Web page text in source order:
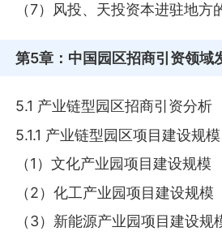
（7）风投、天投资本进驻地方
第5章 ：中国园区招商引资领域
5.1 产业链型园区招商引资分析
5.1.1 产业链型园区项目建设规模
（1）文化产业园项目建设规模
（2）化工产业园项目建设规模
（3）新能源产业园项目建设规